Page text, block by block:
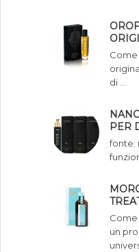
Come
di …
PER
fonte:
Come
un